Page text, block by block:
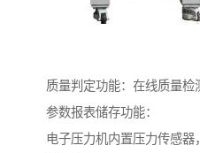
质量判定功能：在线质量检
参数报表储存功能：
电子压力机内置压力传感器